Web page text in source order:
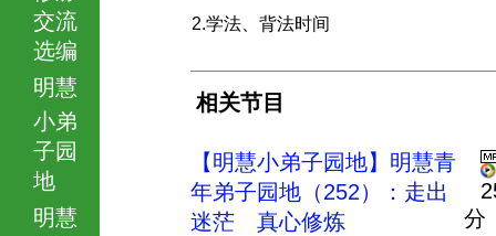
交流
选编
明慧
小弟
子园
地
明慧
2.学法、背法时间
相关节目
【明慧小弟子园地】明慧青
年弟子园地（252）：走出
迷茫 真心修炼
分